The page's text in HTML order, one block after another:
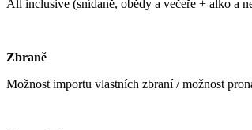
All inclusive (snídaně, obědy a večeře + alko a
Zbraně
Možnost importu vlastních zbraní / možnost